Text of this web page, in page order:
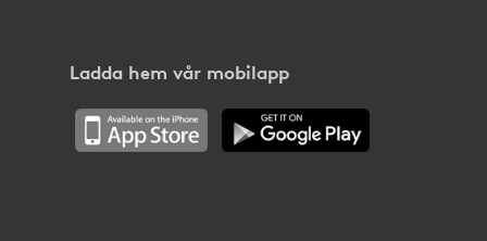
Ladda hem vår mobilapp